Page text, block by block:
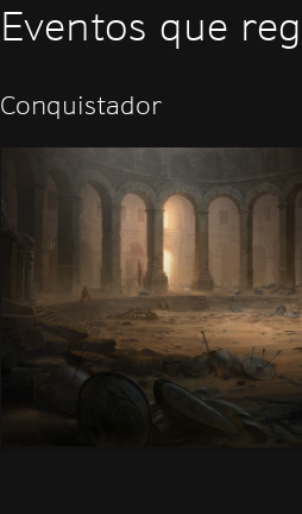
Eventos que
Conquistador